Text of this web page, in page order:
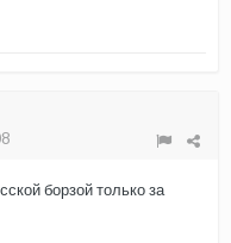
борзой только за